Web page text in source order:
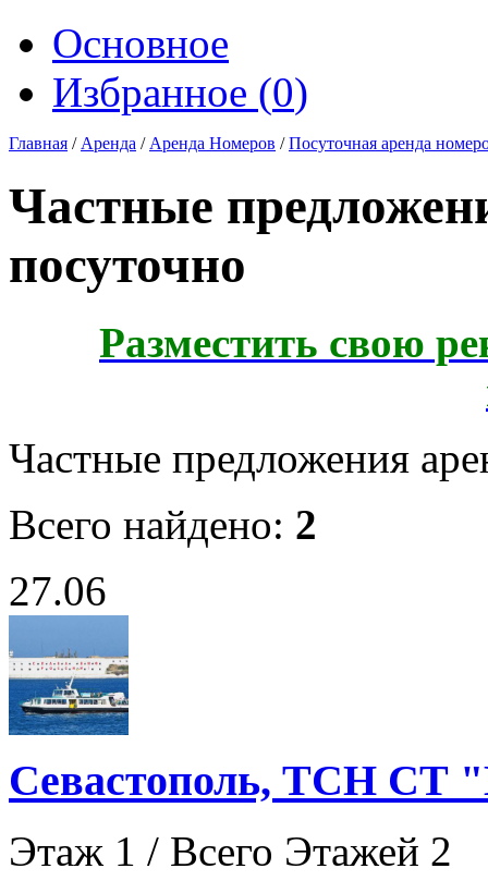
Основное
Избранное (0)
Главная / Аренда / Аренда Номеров /Посуточная аренда
Частные
посуточно
Разместить свою
Частные предложения
Всего найдено: 2
27.06
Севастополь, ТСН СТ
Этаж 1 / Всего Этажей 2